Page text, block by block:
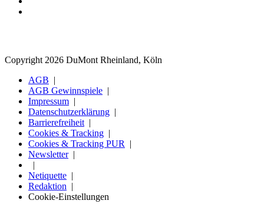
Copyright 2026 DuMont Rheinland, Köln
AGB
AGB Gewinnspiele
Impressum
Datenschutzerklärung
Barrierefreiheit
Cookies & Tracking
Cookies & Tracking PUR
Newsletter
Netiquette
Redaktion
Cookie-Einstellungen